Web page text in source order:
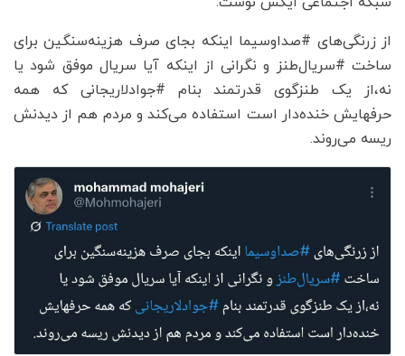
‌از زرنگی‌های ‎#صداوسیما اینکه بجای صرف هزینه‌سنگین برای
ساخت ‎#سریال‌طنز و نگرانی از اینکه آیا سریال موفق شود یا
نه،از یک طنزگوی قدرتمند بنام ‎#جوادلاریجانی که همه
حرفهایش خنده‌دار است استفاده می‌کند و مردم هم از دیدنش
ریسه می‌روند.